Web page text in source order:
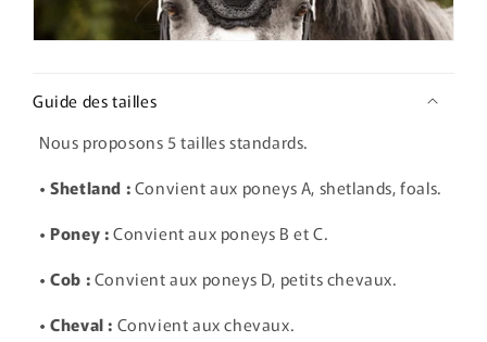
Guide des tailles
Nous proposons 5 tailles standards.
• Shetland :Convient aux poneys A, shetlands, foals.
• Poney :Convient aux poneys B et C.
• Cob :Convient aux poneys D, petits chevaux.
• Cheval : Convient aux chevaux.